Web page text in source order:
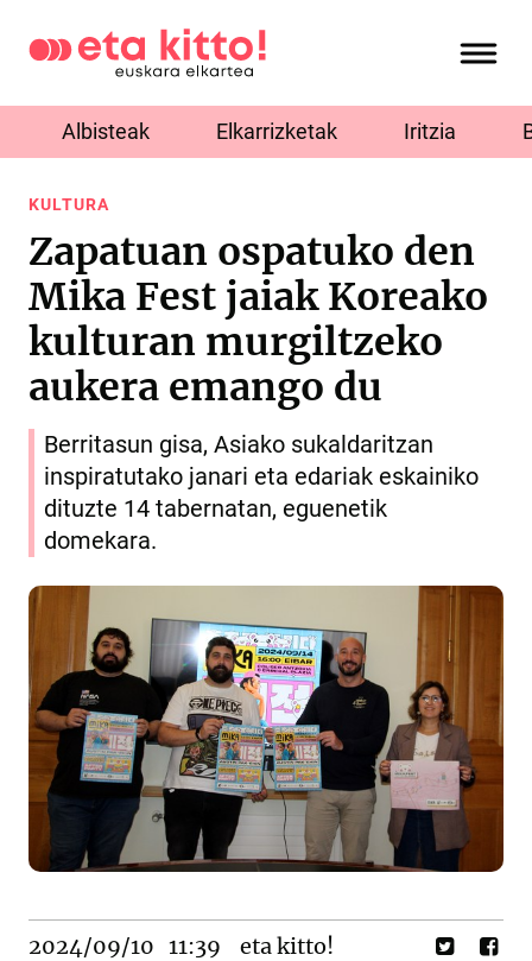
Albisteak Elkarrizketak Iritzia
KULTURA
Zapatuan ospatuko den
Mika Fest jaiak Koreako
kulturan murgiltzeko
aukera emango du
Berritasun gisa, Asiako sukaldaritzan
inspiratutako janari eta edariak eskainiko
dituzte 14 tabernatan, eguenetik
domekara.
2024/09/10 11:39 eta kitto!